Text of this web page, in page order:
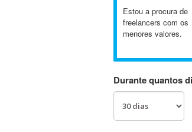
802.11
A&P
A-GPS
Ab Initio
Estou a procura de
freelancers com os
menores valores.
Durante quantos